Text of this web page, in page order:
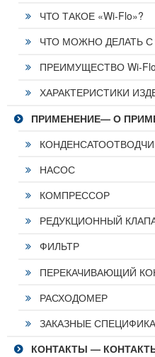
ЧТО ТАКОЕ «Wi-Flo»?
ЧТО МОЖНО ДЕЛАТЬ С
ПРЕИМУЩЕСТВО Wi-Flo
ХАРАКТЕРИСТИКИ
ПРИМЕНЕНИЕ— О
НАСОС
КОМПРЕССОР
РЕДУКЦИОННЫЙ
ФИЛЬТР
ПЕРЕКАЧИВАЮЩИЙ
РАСХОДОМЕР
ЗАКАЗНЫЕ
КОНТАКТЫ —